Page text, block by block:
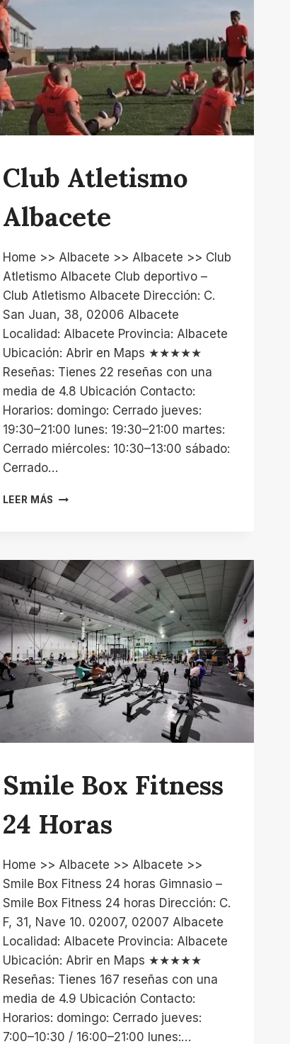
Club Atletismo
Albacete
Home >> Albacete >> Albacete >> Club
Atletismo Albacete Club deportivo –
Club Atletismo Albacete Dirección: C.
San Juan, 38, 02006 Albacete
Localidad: Albacete Provincia: Albacete
Ubicación: Abrir en Maps ★★★★★
Reseñas: Tienes 22 reseñas con una
media de 4.8 Ubicación Contacto:
Horarios: domingo: Cerrado jueves:
19:30–21:00 lunes: 19:30–21:00 martes:
Cerrado miércoles: 10:30–13:00 sábado:
Cerrado…
LEER MÁS CLUB
Smile Box Fitness
24 Horas
Home >> Albacete >> Albacete >>
Smile Box Fitness 24 horas Gimnasio –
Smile Box Fitness 24 horas Dirección: C.
F, 31, Nave 10. 02007, 02007 Albacete
Localidad: Albacete Provincia: Albacete
Ubicación: Abrir en Maps ★★★★★
Reseñas: Tienes 167 reseñas con una
media de 4.9 Ubicación Contacto:
Horarios: domingo: Cerrado jueves:
7:00–10:30 / 16:00–21:00 lunes:…